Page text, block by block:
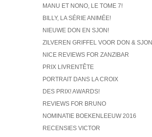
MANU ET NONO, LE TOME 7!
BILLY, LA SÉRIE ANIMÉE!
NIEUWE DON EN SJON!
ZILVEREN GRIFFEL VOOR DON & SJON
NICE REVIEWS FOR ZANZIBAR
PRIX LIVRENTÊTE
PORTRAIT DANS LA CROIX
DES PRIX! AWARDS!
REVIEWS FOR BRUNO
NOMINATIE BOEKENLEEUW 2016
RECENSIES VICTOR